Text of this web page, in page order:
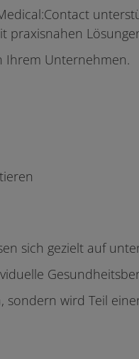
praxisnahen
Ihrem Unternehmen.
sich gezielt auf
wird Teil